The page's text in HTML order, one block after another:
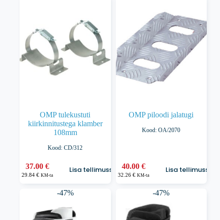
tootelehel.
OMP tulekustuti
kiirkinnitustega klamber
108mm
Kood: CD/312
37.00€
29.84€ KM-ta
Lisa tellimusse
OMP piloodi jalatugi
Kood: OA/2070
40.00 €
32.26 € KM-ta
Lisa tellimusse
-47% -47%